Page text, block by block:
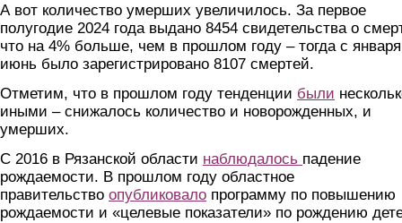
А вот количество умерших увеличилось. За первое
полугодие 2024 года выдано 8454 свидетельства о
что на 4% больше, чем в прошлом году – тогда с
июнь было зарегистрировано 8107 смертей.
Отметим, что в прошлом году тенденции были
иными – снижалось количество и новорожденных, и
умерших.
С 2016 в Рязанской области наблюдалось падение
рождаемости. В прошлом году областное
правительство опубликовало программу по повышению
рождаемости и «целевые показатели» по рождению